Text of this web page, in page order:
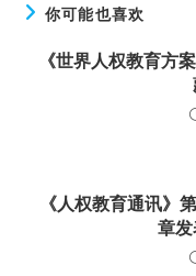
你可能也喜欢
《世界人权教育方
《人权教育通讯
章